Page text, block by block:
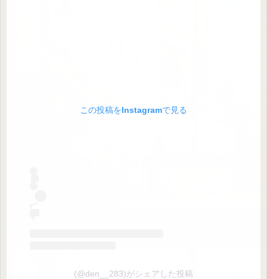
この投稿をInstagramで見る
(@den__283)がシェアした投稿